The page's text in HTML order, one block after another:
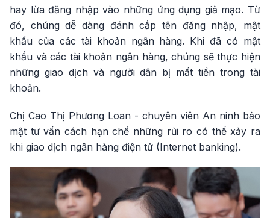
hay lừa đăng nhập vào những ứng dụng giả mạo. Từ
đó, chúng dễ dàng đánh cắp tên đăng nhập, mật
khẩu của các tài khoản ngân hàng. Khi đã có mật
khẩu và các tài khoản ngân hàng, chúng sẽ thực hiện
những giao dịch và người dân bị mất tiền trong tài
khoản.
Chị Cao Thị Phương Loan - chuyên viên An ninh bảo
mật tư vấn cách hạn chế những rủi ro có thể xảy ra
khi giao dịch ngân hàng điện tử (Internet banking).